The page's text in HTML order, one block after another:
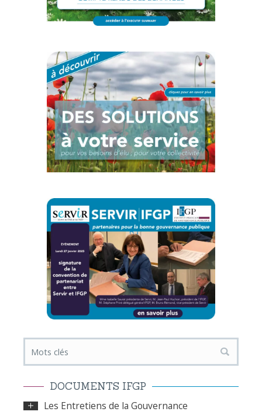
DOCUMENTS IFGP
Les Entretiens de la Gouvernance